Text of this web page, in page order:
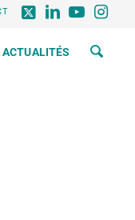
ACTUALITÉS